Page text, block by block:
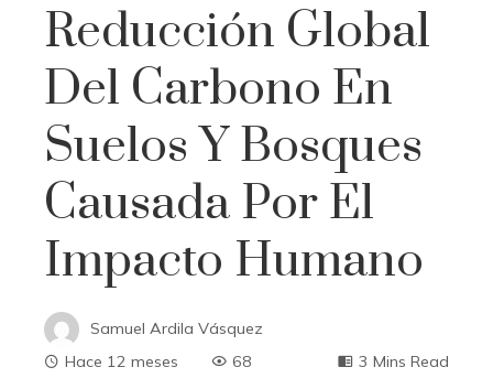
Reducción Global
Del Carbono En
Suelos Y Bosques
Causada Por El
Impacto Humano
Samuel Ardila Vásquez
Hace 12 meses
68 3 Mins Read